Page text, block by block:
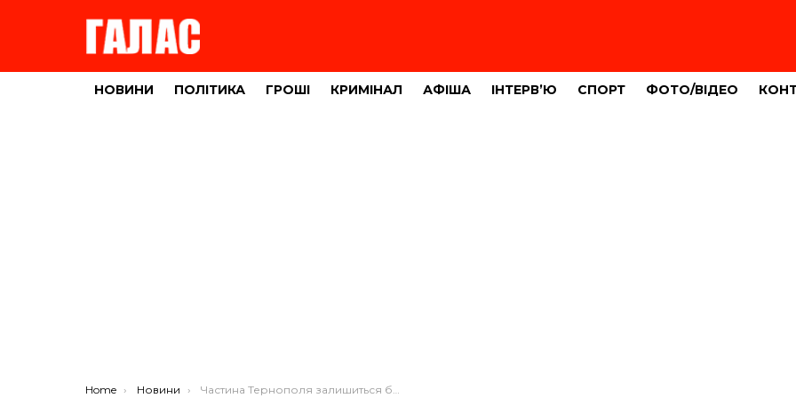
НОВИНИ ПОЛІТИКА ГРОШІ КРИМІНАЛ АФІША ІНТЕРВ’Ю СПОРТ ФОТО/ВІДЕО
You are here:
Home Новини Частина Тернополя залишиться без води